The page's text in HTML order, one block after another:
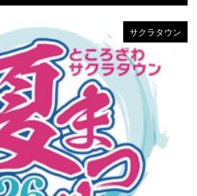
サクラタウン